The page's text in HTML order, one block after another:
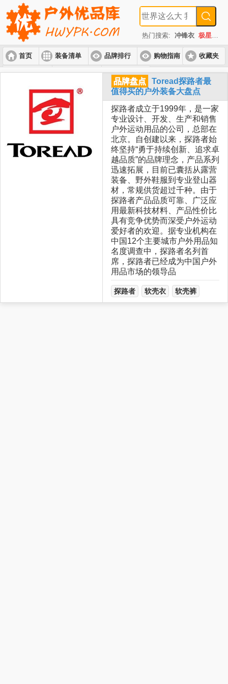
热门搜索: 冲锋衣 极星
首页 装备清单 品牌排行 购物指南
入门套装 进阶套装 高端套装
收藏夹
品牌盘点
Toread探路者最
值得买的户外装备大盘点
探路者成立于1999年，是一家
专业设计、开发、生产和销售
户外运动用品的公司，总部在
北京。自创建以来，探路者始
终坚持“勇于持续创新、追求卓
越品质”的品牌理念，产品系列
迅速拓展，目前已囊括从露营
装备、野外鞋服到专业登山器
材，常规供货超过千种。由于
探路者产品品质可靠、广泛应
用最新科技材料、产品性价比
具有竞争优势而深受户外运动
爱好者的欢迎。据专业机构在
中国12个主要城市户外用品知
名度调查中，探路者名列首
席，探路者已经成为中国户外
用品市场的领导品
探路者 软壳衣 软壳裤